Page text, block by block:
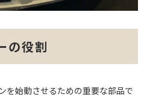
の役割
を始動させるための重要な部品で